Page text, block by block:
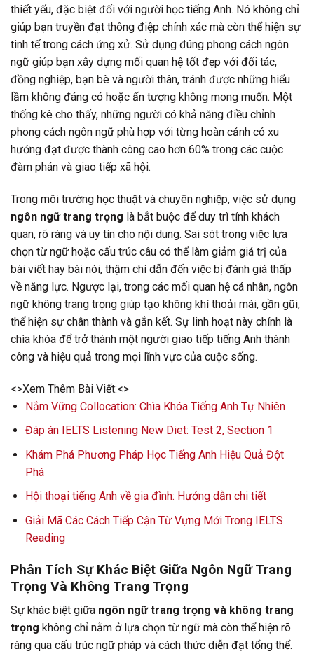
thiết yếu, đặc biệt đối với người học tiếng Anh. Nó không chỉ
giúp bạn truyền đạt thông điệp chính xác mà còn thể hiện sự
tinh tế trong cách ứng xử. Sử dụng đúng phong cách ngôn
ngữ giúp bạn xây dựng mối quan hệ tốt đẹp với đối tác,
đồng nghiệp, bạn bè và người thân, tránh được những hiểu
lầm không đáng có hoặc ấn tượng không mong muốn. Một
thống kê cho thấy, những người có khả năng điều chỉnh
phong cách ngôn ngữ phù hợp với từng hoàn cảnh có xu
hướng đạt được thành công cao hơn 60% trong các cuộc
đàm phán và giao tiếp xã hội.
Trong môi trường học thuật và chuyên nghiệp, việc sử dụng
ngôn ngữ trang trọng là bắt buộc để duy trì tính khách
quan, rõ ràng và uy tín cho nội dung. Sai sót trong việc lựa
chọn từ ngữ hoặc cấu trúc câu có thể làm giảm giá trị của
bài viết hay bài nói, thậm chí dẫn đến việc bị đánh giá thấp
về năng lực. Ngược lại, trong các mối quan hệ cá nhân, ngôn
ngữ không trang trọng giúp tạo không khí thoải mái, gần gũi,
thể hiện sự chân thành và gắn kết. Sự linh hoạt này chính là
chìa khóa để trở thành một người giao tiếp tiếng Anh thành
công và hiệu quả trong mọi lĩnh vực của cuộc sống.
<>Xem Thêm Bài Viết:<>
Nắm Vững Collocation: Chìa Khóa Tiếng Anh Tự Nhiên
Đáp án IELTS Listening New Diet: Test 2, Section 1
Khám Phá Phương Pháp Học Tiếng Anh Hiệu Quả Đột
Phá
Hội thoại tiếng Anh về gia đình: Hướng dẫn chi tiết
Giải Mã Các Cách Tiếp Cận Từ Vựng Mới Trong IELTS
Reading
Phân Tích Sự Khác Biệt Giữa Ngôn Ngữ Trang
Trọng Và Không Trang Trọng
Sự khác biệt giữa ngôn ngữ trang trọng và không trang
trọng không chỉ nằm ở lựa chọn từ ngữ mà còn thể hiện rõ
ràng qua cấu trúc ngữ pháp và cách thức diễn đạt tổng thể.